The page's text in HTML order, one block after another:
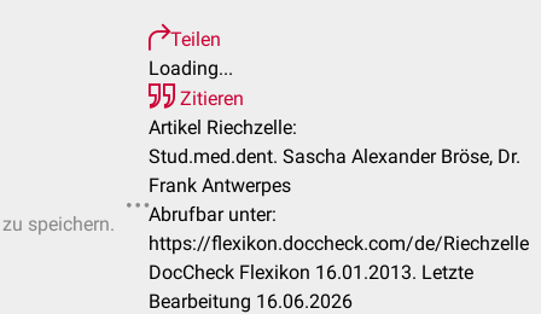
speichern.
Teilen
Loading...
Zitieren
Artikel Riechzelle:
Stud.med.dent. Sascha Alexander Bröse, Dr.
Frank Antwerpes
Abrufbar unter:
https://flexikon.doccheck.com/de/Riechzelle
DocCheck Flexikon 16.01.2013. Letzte
Bearbeitung 16.06.2026